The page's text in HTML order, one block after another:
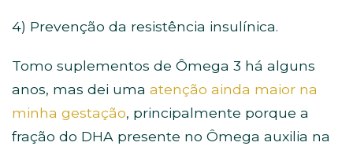
4) Prevenção da resistência insulínica.
Tomo suplementos de Ômega 3 há alguns
anos, mas dei uma atenção ainda maior na
minha gestação, principalmente porque a
fração do DHA presente no Ômega auxilia na